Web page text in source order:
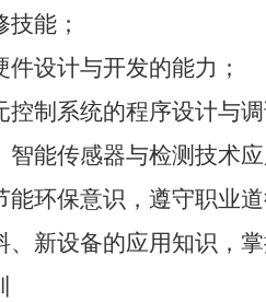
能；
件设计与开发的能力；
控制系统的程序设计与
能传感器与检测技术
环保意识，遵守职业道
、新设备的应用知识，